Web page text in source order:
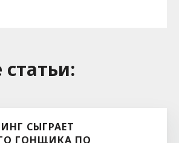
СЫГРАЕТ
ГОНЩИКА ПО